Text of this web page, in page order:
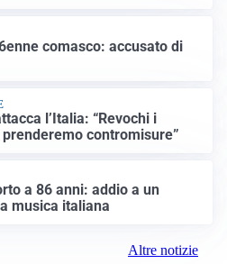
comasco: accusato di
l’Italia: “Revochi i
contromisure”
a 86 anni: addio a un
musica italiana
Altre notizie